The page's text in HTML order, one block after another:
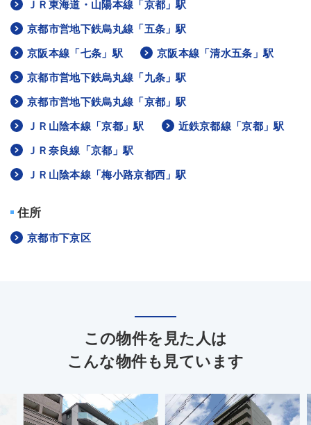
ＪＲ東海道・山陽本線「京都」駅
京都市営地下鉄烏丸線「五条」駅
京阪本線「七条」駅 京阪本線「清水五条」駅
京都市営地下鉄烏丸線「九条」駅
京都市営地下鉄烏丸線「京都」駅
ＪＲ山陰本線「京都」駅 近鉄京都線「京都」駅
ＪＲ奈良線「京都」駅
ＪＲ山陰本線「梅小路京都西」駅
住所
京都市下京区
この物件を見た人は
こんな物件も見ています